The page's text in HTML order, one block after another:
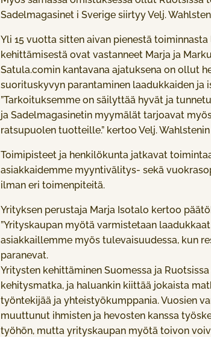
Sadelmagasinet i Sverige siirtyy Velj.
Yli 15 vuotta sitten aivan pienestä
kehittämisestä ovat vastanneet Marja ja
Satula.comin kantavana ajatuksena on ollut
suorituskyvyn parantaminen laadukkaiden ja
”Tarkoituksemme on säilyttää hyvät ja
ja Sadelmagasinetin myymälät tarjoavat
ratsupuolen tuotteille.” kertoo Velj.
Toimipisteet ja henkilökunta jatkavat
asiakkaidemme myyntivälitys- sekä
ilman eri toimenpiteitä.
Yrityksen perustaja Marja Isotalo kertoo
”Yrityskaupan myötä varmistetaan
asiakkaillemme myös tulevaisuudessa, kun
paranevat.
Yritysten kehittäminen Suomessa ja
kehitysmatka, ja haluankin kiittää jokaista
työntekijää ja yhteistyökumppania. Vuosien
muuttunut ihmisten ja hevosten kanssa
työhön, mutta yrityskaupan myötä toivon